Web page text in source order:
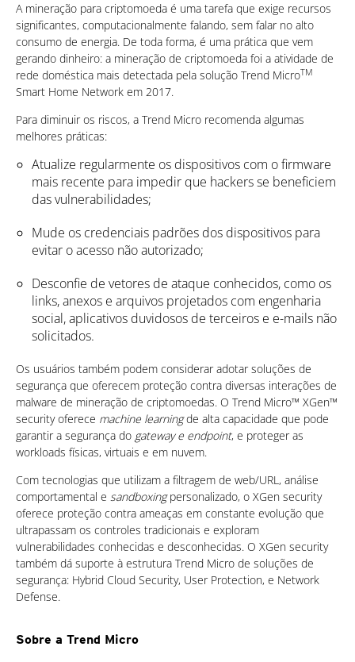
A mineração para criptomoeda é uma tarefa que exige recursos
significantes, computacionalmente falando, sem falar no alto
consumo de energia. De toda forma, é uma prática que vem
gerando dinheiro: a mineração de criptomoeda foi a atividade de
rede doméstica mais detectada pela solução Trend MicroTM
Smart Home Network em 2017.
Para diminuir os riscos, a Trend Micro recomenda algumas
melhores práticas:
Atualize regularmente os dispositivos com o firmware
mais recente para impedir que hackers se beneficiem
das vulnerabilidades;
Mude os credenciais padrões dos dispositivos para
evitar o acesso não autorizado;
Desconfie de vetores de ataque conhecidos, como os
links, anexos e arquivos projetados com engenharia
social, aplicativos duvidosos de terceiros e e-mails não
solicitados.
Os usuários também podem considerar adotar soluções de
segurança que oferecem proteção contra diversas interações de
malware de mineração de criptomoedas. O Trend Micro™ XGen™
security oferece machine learningde alta capacidade que pode
garantir a segurança do gateway e endpoint, e proteger as
workloads físicas, virtuais e em nuvem.
Com tecnologias que utilizam a filtragem de web/URL, análise
comportamental e sandboxingpersonalizado, o XGen security
oferece proteção contra ameaças em constante evolução que
ultrapassam os controles tradicionais e exploram
vulnerabilidades conhecidas e desconhecidas. O XGen security
também dá suporte à estrutura Trend Micro de soluções de
segurança: Hybrid Cloud Security, User Protection, e Network
Defense.
Sobre a Trend Micro